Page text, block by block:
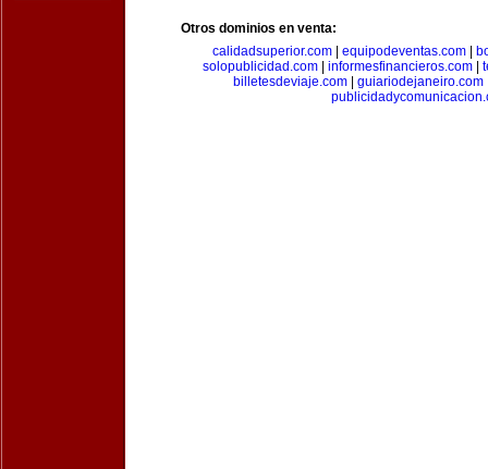
Otros dominios en venta:
calidadsuperior.com
equipodeventas.com
solopublicidad.com| informesfinancieros.com|
billetesdeviaje.com| guiariodejaneiro.com